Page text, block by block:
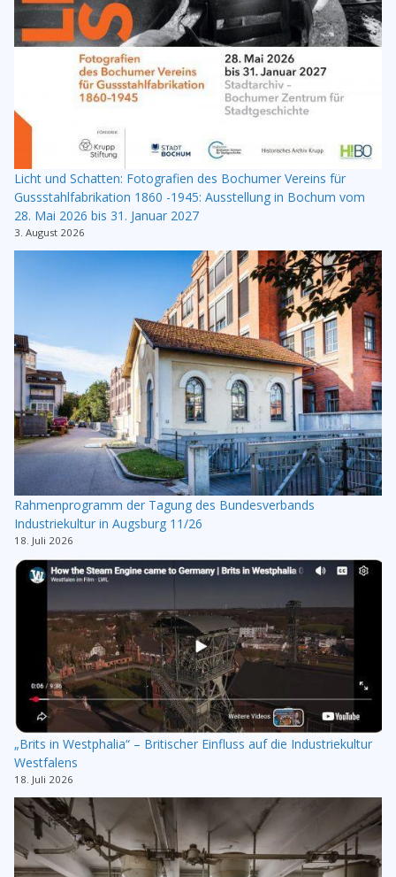
Licht und Schatten: Fotografien des Bochumer Vereins für
Gussstahlfabrikation 1860 -1945: Ausstellung in Bochum vom
28. Mai 2026 bis 31. Januar 2027
3. August 2026
Rahmenprogramm der Tagung des Bundesverbands
Industriekultur in Augsburg 11/26
18. Juli 2026
„Brits in Westphalia“ – Britischer Einfluss auf die Industriekultur
Westfalens
18. Juli 2026